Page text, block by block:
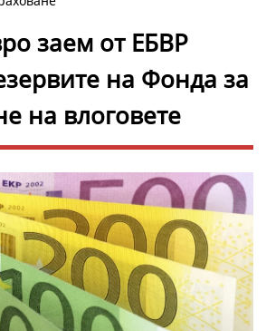
заем от ЕБВР
на Фонда за
на влоговете